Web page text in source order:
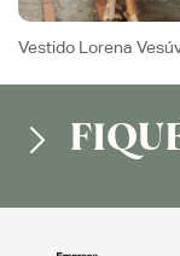
Vestido Lorena